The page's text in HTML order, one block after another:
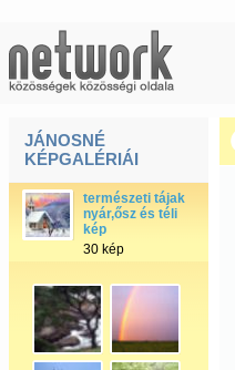
JÁNOSNÉ
KÉPGALÉRIÁI
természeti tájak
nyár,ősz és téli
kép
30 kép